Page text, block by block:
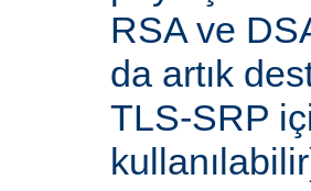
RSA ve
da artık
TLS-SRP